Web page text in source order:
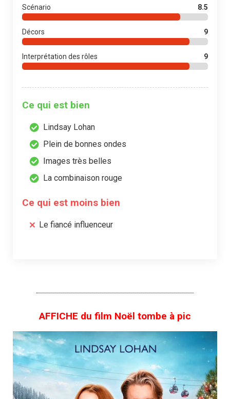
Scénario 8.5
Décors 9
Interprétation des rôles 9
Ce qui est bien
Lindsay Lohan
Plein de bonnes ondes
Images très belles
La combinaison rouge
Ce qui est moins bien
Le fiancé influenceur
AFFICHE du film Noël tombe à pic